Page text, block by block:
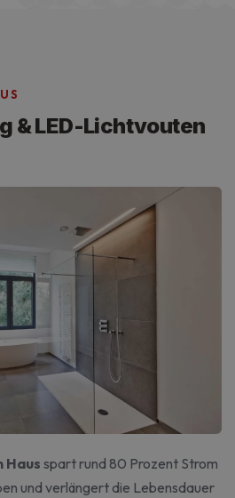
& LED-Lichtvouten
Haus spart rund 80 Prozent Strom
und verlängert die Lebensdauer